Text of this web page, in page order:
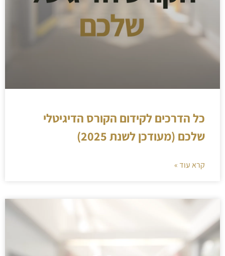
כל הדרכים לקידום הקורס הדיגיטלי
שלכם (מעודכן לשנת 2025)
קרא עוד »